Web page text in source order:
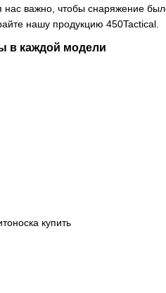
нас важно, чтобы снаряжение
нашу продукцию 450Tactical.
в каждой модели